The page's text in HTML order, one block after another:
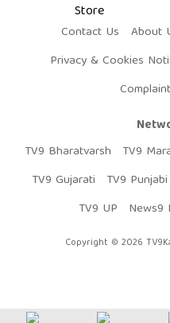
Contact Us About
Privacy & Cookies
TV9 Bharatvarsh
TV9
TV9 Gujarati
TV9 Punjabi
TV9 UP
News9
Copyright © 2026